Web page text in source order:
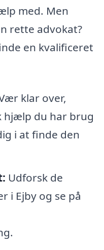
med. Men
rette advokat?
en kvalificeret
klar over,
hjælp du har brug
i at finde den
Udforsk de
i Ejby og se på